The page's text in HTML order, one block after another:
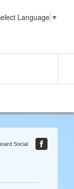
Language ▼
Social